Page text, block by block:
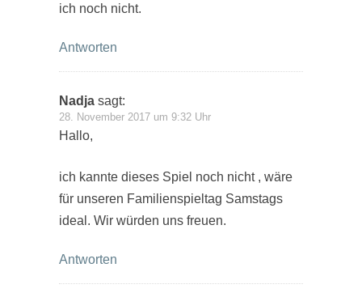
ich noch nicht.
Antworten
Nadja sagt:
28. November 2017 um 9:32 Uhr
Hallo,
ich kannte dieses Spiel noch nicht , wäre
für unseren Familienspieltag Samstags
ideal. Wir würden uns freuen.
Antworten